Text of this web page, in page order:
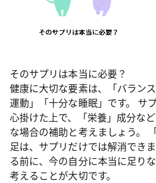
そのサプリは本当に必要？
健康に大切な要素は、「バラン
運動」「十分な睡眠」です。 サ
心掛けた上で、「栄養」成分な
な場合の補助と考えましょう。
足は、サプリだけでは解消でき
る前に、今の自分に本当に足り
考えることが大切です。